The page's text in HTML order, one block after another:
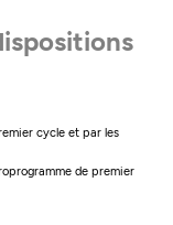
cycle et par les
de premier